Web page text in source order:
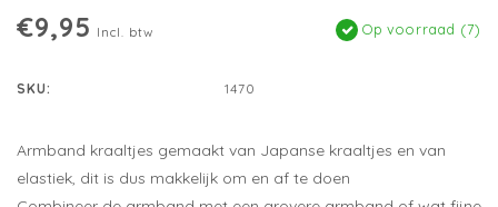
€9,95 Incl. btw Op voorraad (7)
SKU: 1470
Armband kraaltjes gemaakt van Japanse kraaltjes en van
elastiek, dit is dus makkelijk om en af te doen